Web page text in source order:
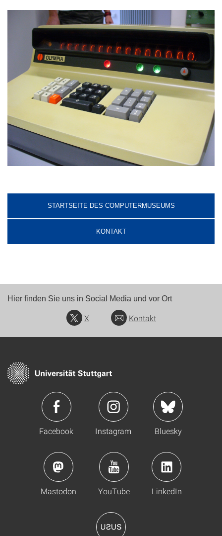
STARTSEITE DES COMPUTERMUSEUMS
KONTAKT
Hier finden Sie uns in Social Media und vor Ort
X Kontakt
Facebook Instagram Bluesky
Mastodon YouTube LinkedIn